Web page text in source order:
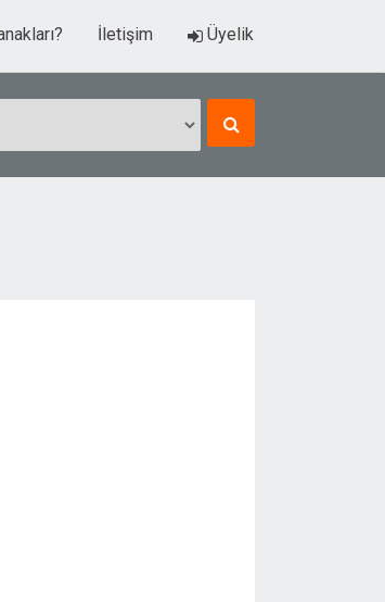
İletişim Üyelik